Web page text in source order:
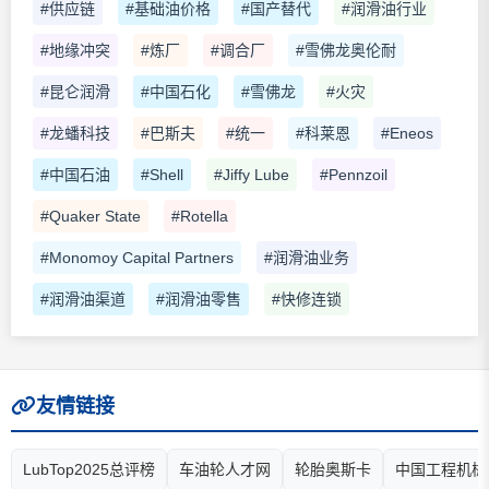
#供应链 #基础油价格 #国产替代 #润滑油行业
#地缘冲突 #炼厂 #调合厂 #雪佛龙奥伦耐
#昆仑润滑 #中国石化 #雪佛龙 #火灾
#龙蟠科技 #巴斯夫 #统一 #科莱恩 #Eneos
#中国石油 #Shell #Jiffy Lube #Pennzoil
#Quaker State #Rotella
#Monomoy Capital Partners #润滑油业务
#润滑油渠道 #润滑油零售 #快修连锁
友情链接
LubTop2025总评榜 车油轮人才网 轮胎奥斯卡 中国工程机